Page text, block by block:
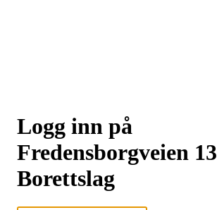
Logg inn på
Fredensborgveien 13
Borettslag